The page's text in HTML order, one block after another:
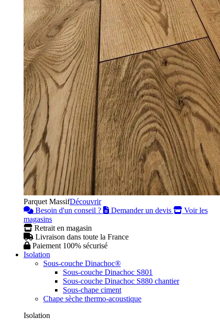
Parquet MassifDécouvrir
Besoin d'un conseil ?
Demander un devis
Voir les
magasins
Retrait en magasin
Livraison dans toute la France
Paiement 100% sécurisé
Isolation
Sous-couche Dinachoc®
Sous-couche Dinachoc S801
Sous-couche Dinachoc S880 chantier
Sous-chape ciment
Chape sèche thermo-acoustique
Isolation